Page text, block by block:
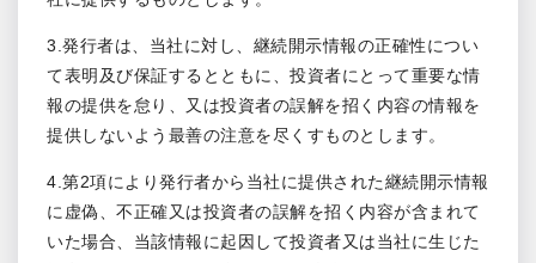
3.発行者は、当社に対し、継続開示情報の正確性につい
て表明及び保証するとともに、投資者にとって重要な情
報の提供を怠り、又は投資者の誤解を招く内容の情報を
提供しないよう最善の注意を尽くすものとします。
4.第2項により発行者から当社に提供された継続開示情報
に虚偽、不正確又は投資者の誤解を招く内容が含まれて
いた場合、当該情報に起因して投資者又は当社に生じた